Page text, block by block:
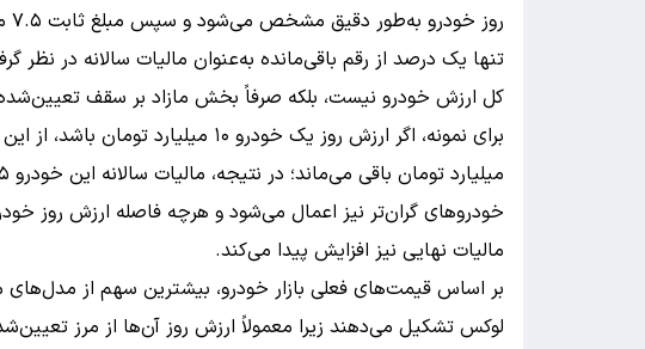
تنها یک درصد از رقم باقی‌مانده به‌عنوان مالیات سالانه در نظر
کل ارزش خودرو نیست، بلکه صرفاً بخش مازاد بر سقف
خودروهای گران‌تر نیز اعمال می‌شود و هرچه فاصله ارزش روز
مالیات نهایی نیز افزایش پیدا می‌کند.
بر اساس قیمت‌های فعلی بازار خودرو، بیشترین سهم از مدل‌های
لوکس تشکیل می‌دهند زیرا معمولاً ارزش روز آن‌ها از مرز